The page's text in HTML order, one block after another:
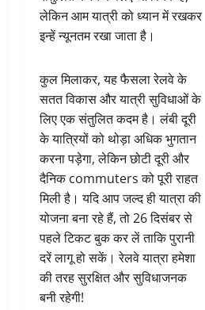
लेकिन आम यात्री को ध्यान में रखकर
इन्हें न्यूनतम रखा जाता है।
कुल मिलाकर, यह फैसला रेलवे के
सतत विकास और यात्री सुविधाओं के
लिए एक संतुलित कदम है। लंबी दूरी
के यात्रियों को थोड़ा अधिक भुगतान
करना पड़ेगा, लेकिन छोटी दूरी और
दैनिक commuters को पूरी राहत
मिली है। यदि आप जल्द ही यात्रा की
योजना बना रहे हैं, तो 26 दिसंबर से
पहले टिकट बुक कर लें ताकि पुरानी
दरें लागू हो सकें। रेलवे यात्रा हमेशा
की तरह सुरक्षित और सुविधाजनक
बनी रहेगी!